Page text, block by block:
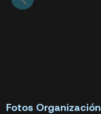
Fotos Organización